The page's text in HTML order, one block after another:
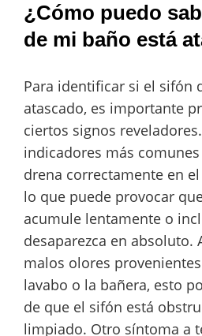
¿Cómo puedo
de mi baño está
Para identificar si el sifón
atascado, es importante
ciertos signos
indicadores más
drena correctamente en
lo que puede provocar
acumule lentamente o
desaparezca en absoluto.
malos olores
lavabo o la bañera, esto
de que el sifón está
limpiado. Otro síntoma a